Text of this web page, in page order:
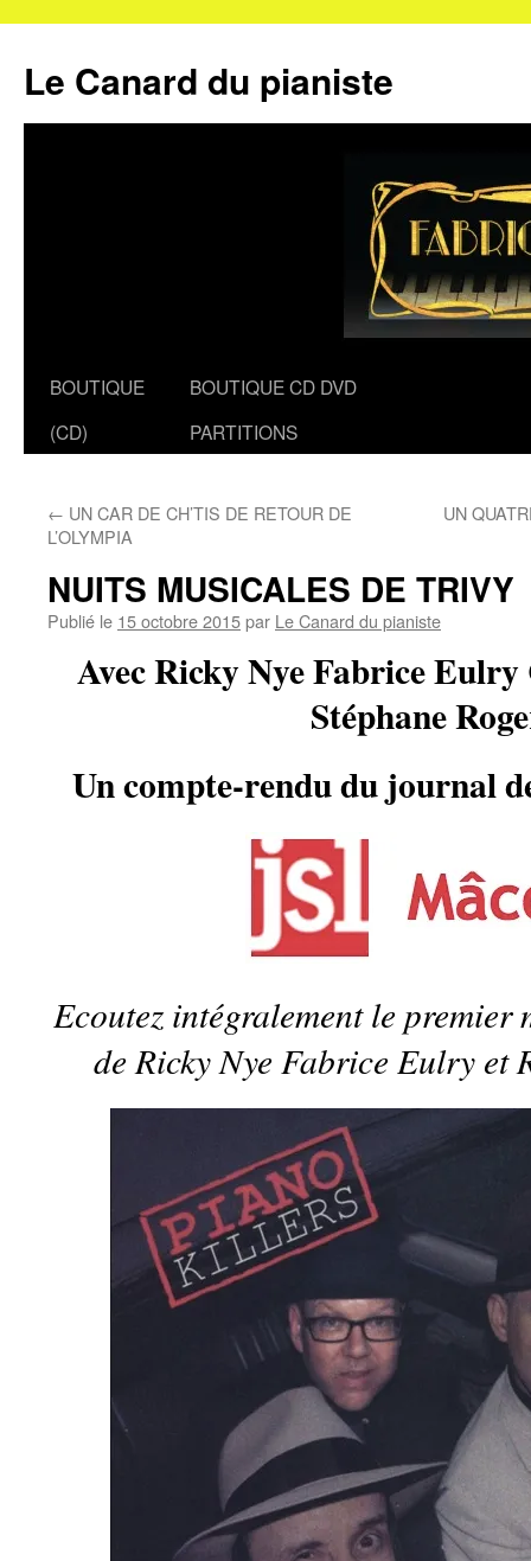
Le Canard du pianiste
Aller
BOUTIQUE
(CD)
BOUTIQUE CD DVD
PARTITIONS
← UN CAR DE CH’TIS DE RETOUR DE
L’OLYMPIA
UN
NUITS MUSICALES DE TRIVY
Publié le 15 octobre 2015par Le Canard du pianiste
Avec Ricky Nye Fabrice Eulry
Stéphane
Un compte-rendu du journal
Ecoutez intégralement le premier
de Ricky Nye Fabrice Eulry et